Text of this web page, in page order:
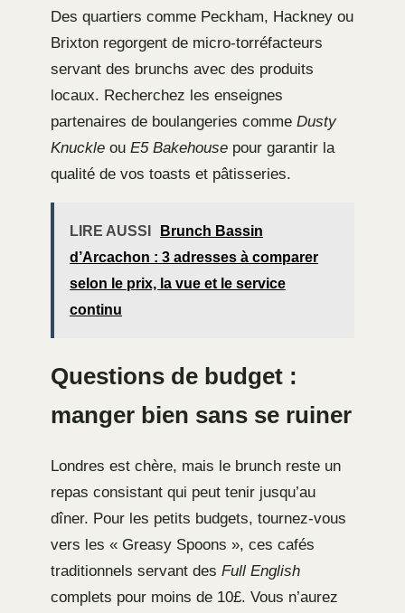
Des quartiers comme Peckham, Hackney ou
Brixton regorgent de micro-torréfacteurs
servant des brunchs avec des produits
locaux. Recherchez les enseignes
partenaires de boulangeries comme Dusty
Knuckle ou E5 Bakehouse pour garantir la
qualité de vos toasts et pâtisseries.
LIRE AUSSI
Brunch Bassin
d’Arcachon : 3 adresses à comparer
selon le prix, la vue et le service
continu
Questions de budget :
manger bien sans se ruiner
Londres est chère, mais le brunch reste un
repas consistant qui peut tenir jusqu’au
dîner. Pour les petits budgets, tournez-vous
vers les « Greasy Spoons », ces cafés
traditionnels servant des Full English
complets pour moins de 10£. Vous n’aurez